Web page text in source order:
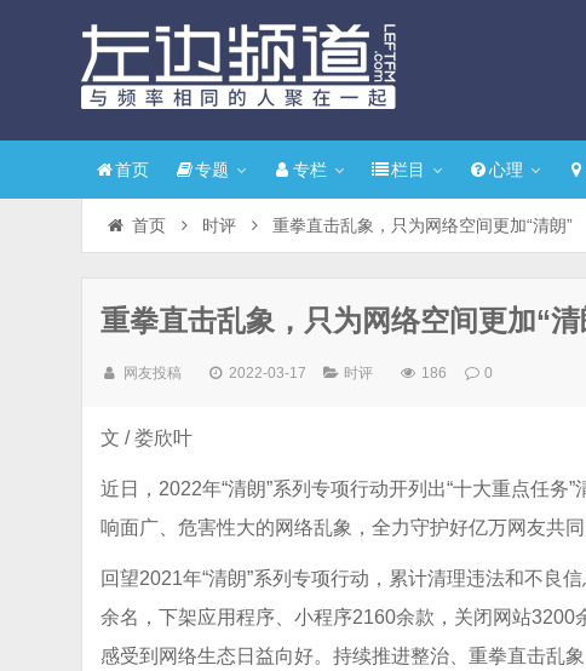
首页 专题 专栏 栏目 心理
首页 时评 重拳直击乱象，只为网络空间更加“清朗”
重拳直击乱象，只为网络空间更加“清
网友投稿 2022-03-17 时评 186 0
文 / 娄欣叶
近日，2022年“清朗”系列专项行动开列出“十大重点任
响面广、危害性大的网络乱象，全力守护好亿万网友共同
回望2021年“清朗”系列专项行动，累计清理违法和不良
余名，下架应用程序、小程序2160余款，关闭网站3200
感受到网络生态日益向好。持续推进整治、重拳直击乱象